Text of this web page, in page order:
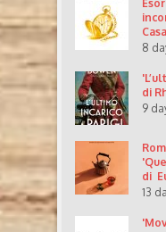
8
di
9
di
13